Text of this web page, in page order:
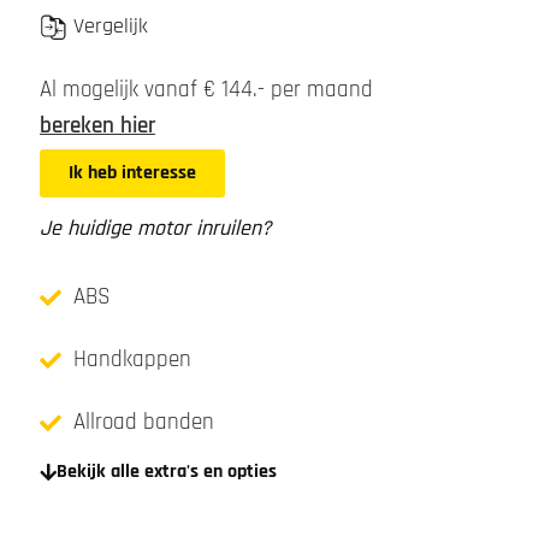
Vergelijk
Al mogelijk vanaf € 144.- per maand
bereken hier
Ik heb interesse
Je huidige motor inruilen?
ABS
Handkappen
Allroad banden
Bekijk alle extra's en opties